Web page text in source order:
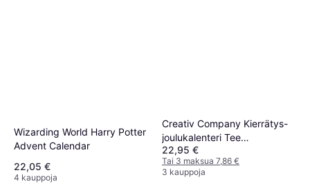
Wizarding World Harry Potter
Advent Calendar
22,05 €
4 kauppoja
Creativ Company Kierrätys-
joulukalenteri Tee
talvimaisema
22,95 €
Tai 3 maksua 7,86 €
3 kauppoja